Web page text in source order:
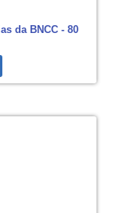
da BNCC - 80